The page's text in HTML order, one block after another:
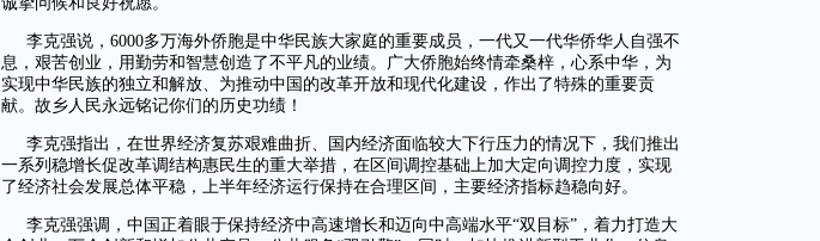
李克强说，6000多万海外侨胞是中华民族大家庭的重要成员，一代又一代华侨华人自强不
息，艰苦创业，用勤劳和智慧创造了不平凡的业绩。广大侨胞始终情牵桑梓，心系中华，为
实现中华民族的独立和解放、为推动中国的改革开放和现代化建设，作出了特殊的重要贡
献。故乡人民永远铭记你们的历史功绩！
李克强指出，在世界经济复苏艰难曲折、国内经济面临较大下行压力的情况下，我们推出
一系列稳增长促改革调结构惠民生的重大举措，在区间调控基础上加大定向调控力度，实现
了经济社会发展总体平稳，上半年经济运行保持在合理区间，主要经济指标趋稳向好。
李克强强调，中国正着眼于保持经济中高速增长和迈向中高端水平“双目标”，着力打造大